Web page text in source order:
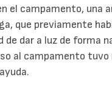
el campamento, una
que previamente
de dar a luz de forma
al campamento